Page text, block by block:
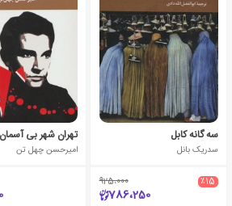
سه گانه کابل
سدریک بانل
٪15 925،000
786،250
تهران شهر بی آسمان
امیرحسن چهل تن